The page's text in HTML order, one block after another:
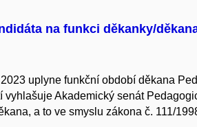
na funkci děkanky/
uplyne funkční období děkana
vyhlašuje Akademický senát
a to ve smyslu zákona č. 111/